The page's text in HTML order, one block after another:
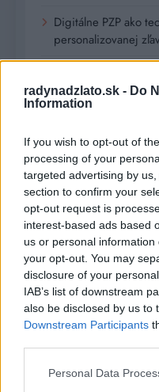
radynadzlato.sk - Do
Information
If you wish to opt-out of
processing of your
targeted advertising by
section to confirm your
opt-out request is
interest-based ads based
us or personal
your opt-out. You may
disclosure of your
IAB’s list of downstream
also be disclosed by us to
Downstream Participants
Personal Data
Digitálne PZP ako
personalizovanej
vyčarovať bohatý
draho?
Recent
Žiadne komentáre na
Archives
júl 2026
február 2026
január 2026